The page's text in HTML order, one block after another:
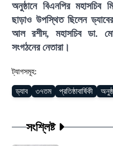
অনুষ্ঠানে বিএনপির
ছাড়াও উপস্থিত ছিলেন
আল রশীদ, মহাসচিব ডা.
সংগঠনের নেতারা।
ট্যাগসমূহ:
ড্যাব ৩৭তম প্রতিষ্ঠাবার্ষিকী
সংশ্লিষ্ট